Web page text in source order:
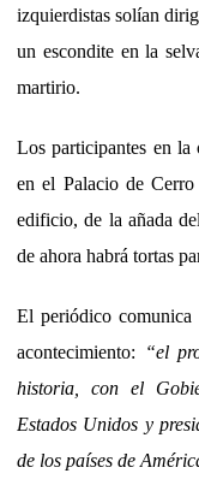
izquierdistas solían
un escondite en la
martirio.
Los participantes en la
en el Palacio de
edificio, de la añada
de ahora habrá tortas
El periódico comunica
acontecimiento:
“el
historia, con el
Estados Unidos y
de los países de